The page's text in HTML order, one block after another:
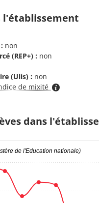
l'établissement
non
(REP+) : non
(Ulis) : non
de mixité
dans
de l'Education nationale)